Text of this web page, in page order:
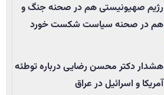
رژیم صهیونیستی هم در صحنه جنگ و
هم در صحنه سیاست شکست خورد
هشدار دکتر محسن رضایی درباره توطئه
آمریکا و اسرائیل در عراق